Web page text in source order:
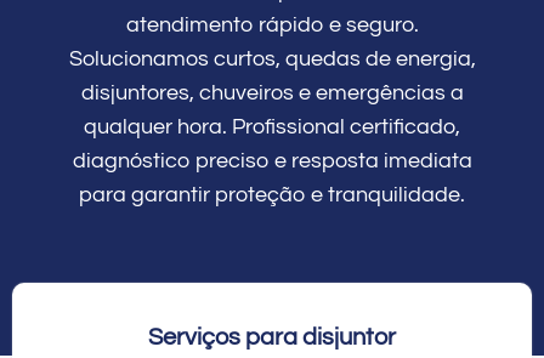
atendimento rápido e seguro.
Solucionamos curtos, quedas de energia,
disjuntores, chuveiros e emergências a
qualquer hora. Profissional certificado,
diagnóstico preciso e resposta imediata
para garantir proteção e tranquilidade.
Serviços para disjuntor